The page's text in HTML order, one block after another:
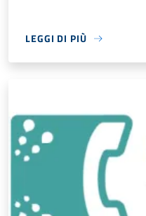
LEGGI DI PIÙ